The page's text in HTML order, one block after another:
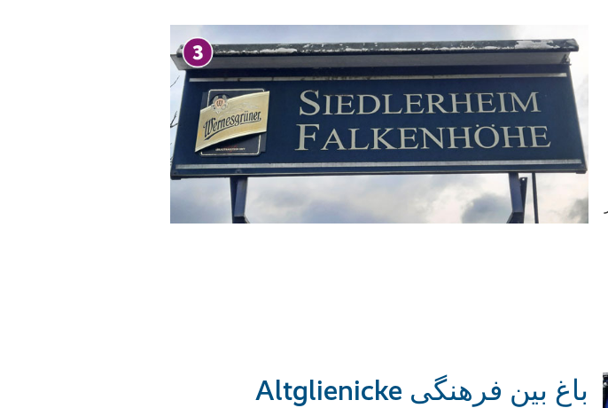
باغ بین فرهنگی Altglienicke